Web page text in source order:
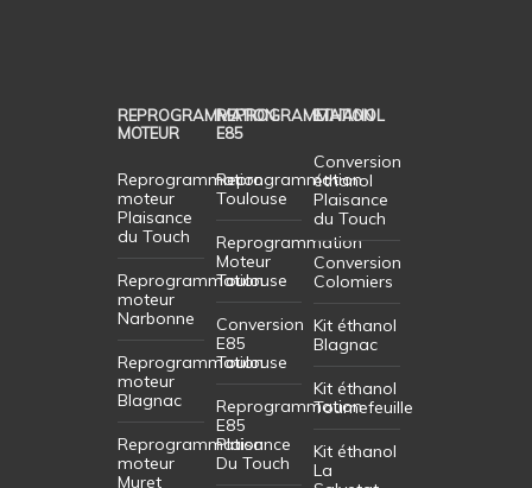
REPROGRAMMATION
MOTEUR
Reprogrammation
moteur
Plaisance
du Touch
Reprogrammation
moteur
Narbonne
Reprogrammation
moteur
Blagnac
Reprogrammation
moteur
Muret
REPROGRAMMATION
E85
Reprogrammation
Toulouse
Reprogrammation
Moteur
Toulouse
Conversion
E85
Toulouse
Reprogrammation
E85
Plaisance
Du Touch
ETHANOL
Conversion
éthanol
Plaisance
du Touch
Conversion
Colomiers
Kit éthanol
Blagnac
Kit éthanol
Tournefeuille
Kit éthanol
La